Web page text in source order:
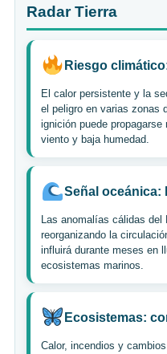
Radar Tierra
Riesgo
El calor persistente y la
el peligro en varias zonas
ignición puede
viento y baja humedad.
Señal oceánica:
Las anomalías cálidas
reorganizando la
influirá durante meses en
ecosistemas marinos.
Ecosistemas:
Calor, incendios y